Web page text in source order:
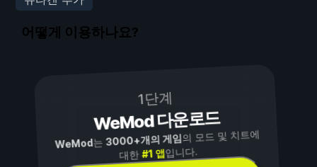
어떻게 이용하나요?
1단계
WeMod 다운로드
WeMod는3000+개의 게임의 모드 및 치트에
대한#1 앱입니다.